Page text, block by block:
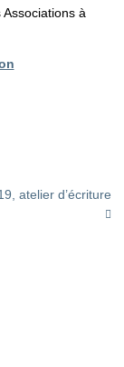
à
atelier d’écriture